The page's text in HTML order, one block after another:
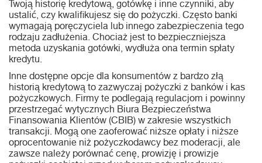
Twoją historię kredytową, gotówkę i inne czynniki, aby
ustalić, czy kwalifikujesz się do pożyczki. Często banki
wymagają poręczyciela lub innego zabezpieczenia tego
rodzaju zadłużenia. Chociaż jest to bezpieczniejsza
metoda uzyskania gotówki, wydłuża ona termin spłaty
kredytu.
Inne dostępne opcje dla konsumentów z bardzo złą
historią kredytową to zazwyczaj pożyczki z banków i kas
pożyczkowych. Firmy te podlegają regulacjom i powinny
przestrzegać wytycznych Biura Bezpieczeństwa
Finansowania Klientów (CBIB) w zakresie wszystkich
transakcji. Mogą one zaoferować niższe opłaty i niższe
oprocentowanie niż pożyczkodawcy bez moderacji, ale
zawsze należy porównać cenę, prowizję i prowizje